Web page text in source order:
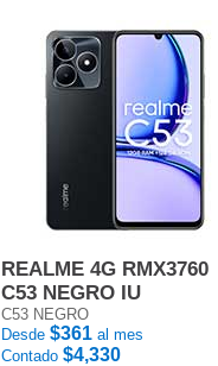
REALME 4G RMX3760
C53 NEGRO IU
C53 NEGRO
Desde $361 al mes
Contado $4,330